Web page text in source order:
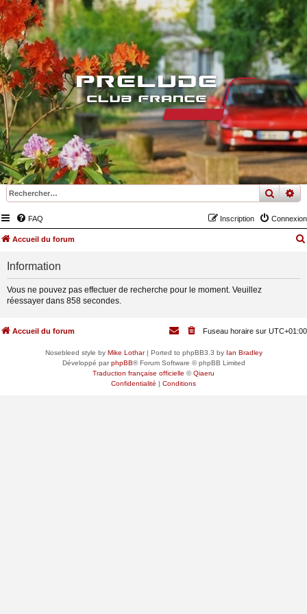
FAQ Connexion
Inscription
Accueil du forum
Information
Vous ne pouvez pas effectuer de recherche pour le moment. Veuillez
réessayer dans 858 secondes.
Accueil du forum Fuseau horaire sur UTC+01:00
Nosebleed style by Mike Lothar| Ported to phpBB3.3 by Ian Bradley
Développé parphpBB® Forum Software © phpBB Limited
Traduction française officielle ©Qiaeru
Confidentialité | Conditions